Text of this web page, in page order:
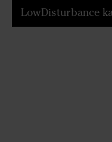
LowDisturbance